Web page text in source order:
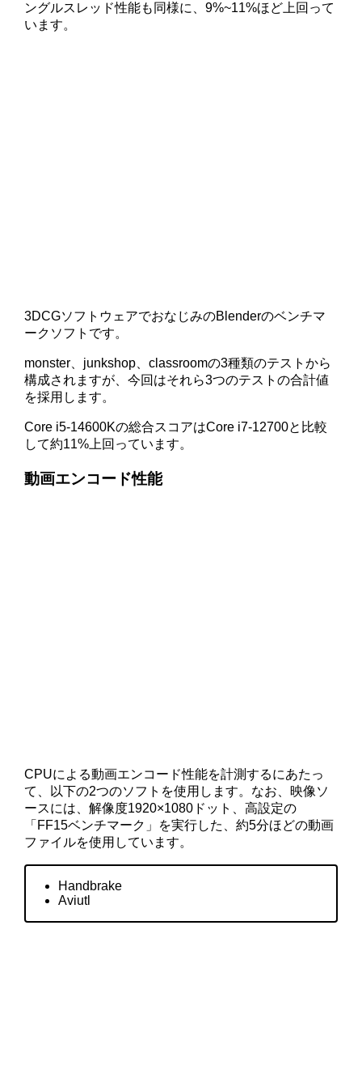
ングルスレッド性能も同様に、9%~11%ほど上回って
います。
3DCGソフトウェアでおなじみのBlenderのベンチマ
ークソフトです。
monster、junkshop、classroomの3種類のテストから
構成されますが、今回はそれら3つのテストの合計値
を採用します。
Core i5-14600Kの総合スコアはCore i7-12700と比較
して約11%上回っています。
動画エンコード性能
CPUによる動画エンコード性能を計測するにあたっ
て、以下の2つのソフトを使用します。なお、映像ソ
ースには、解像度1920×1080ドット、高設定の
「FF15ベンチマーク」を実行した、約5分ほどの動画
ファイルを使用しています。
Handbrake
Aviutl